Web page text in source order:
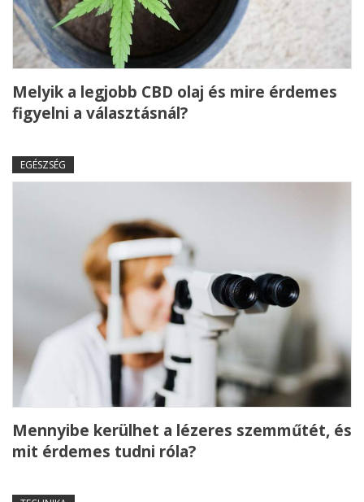
Melyik a legjobb CBD olaj és mire érdemes
figyelni a választásnál?
EGÉSZSÉG
Mennyibe kerülhet a lézeres szemműtét, és
mit érdemes tudni róla?